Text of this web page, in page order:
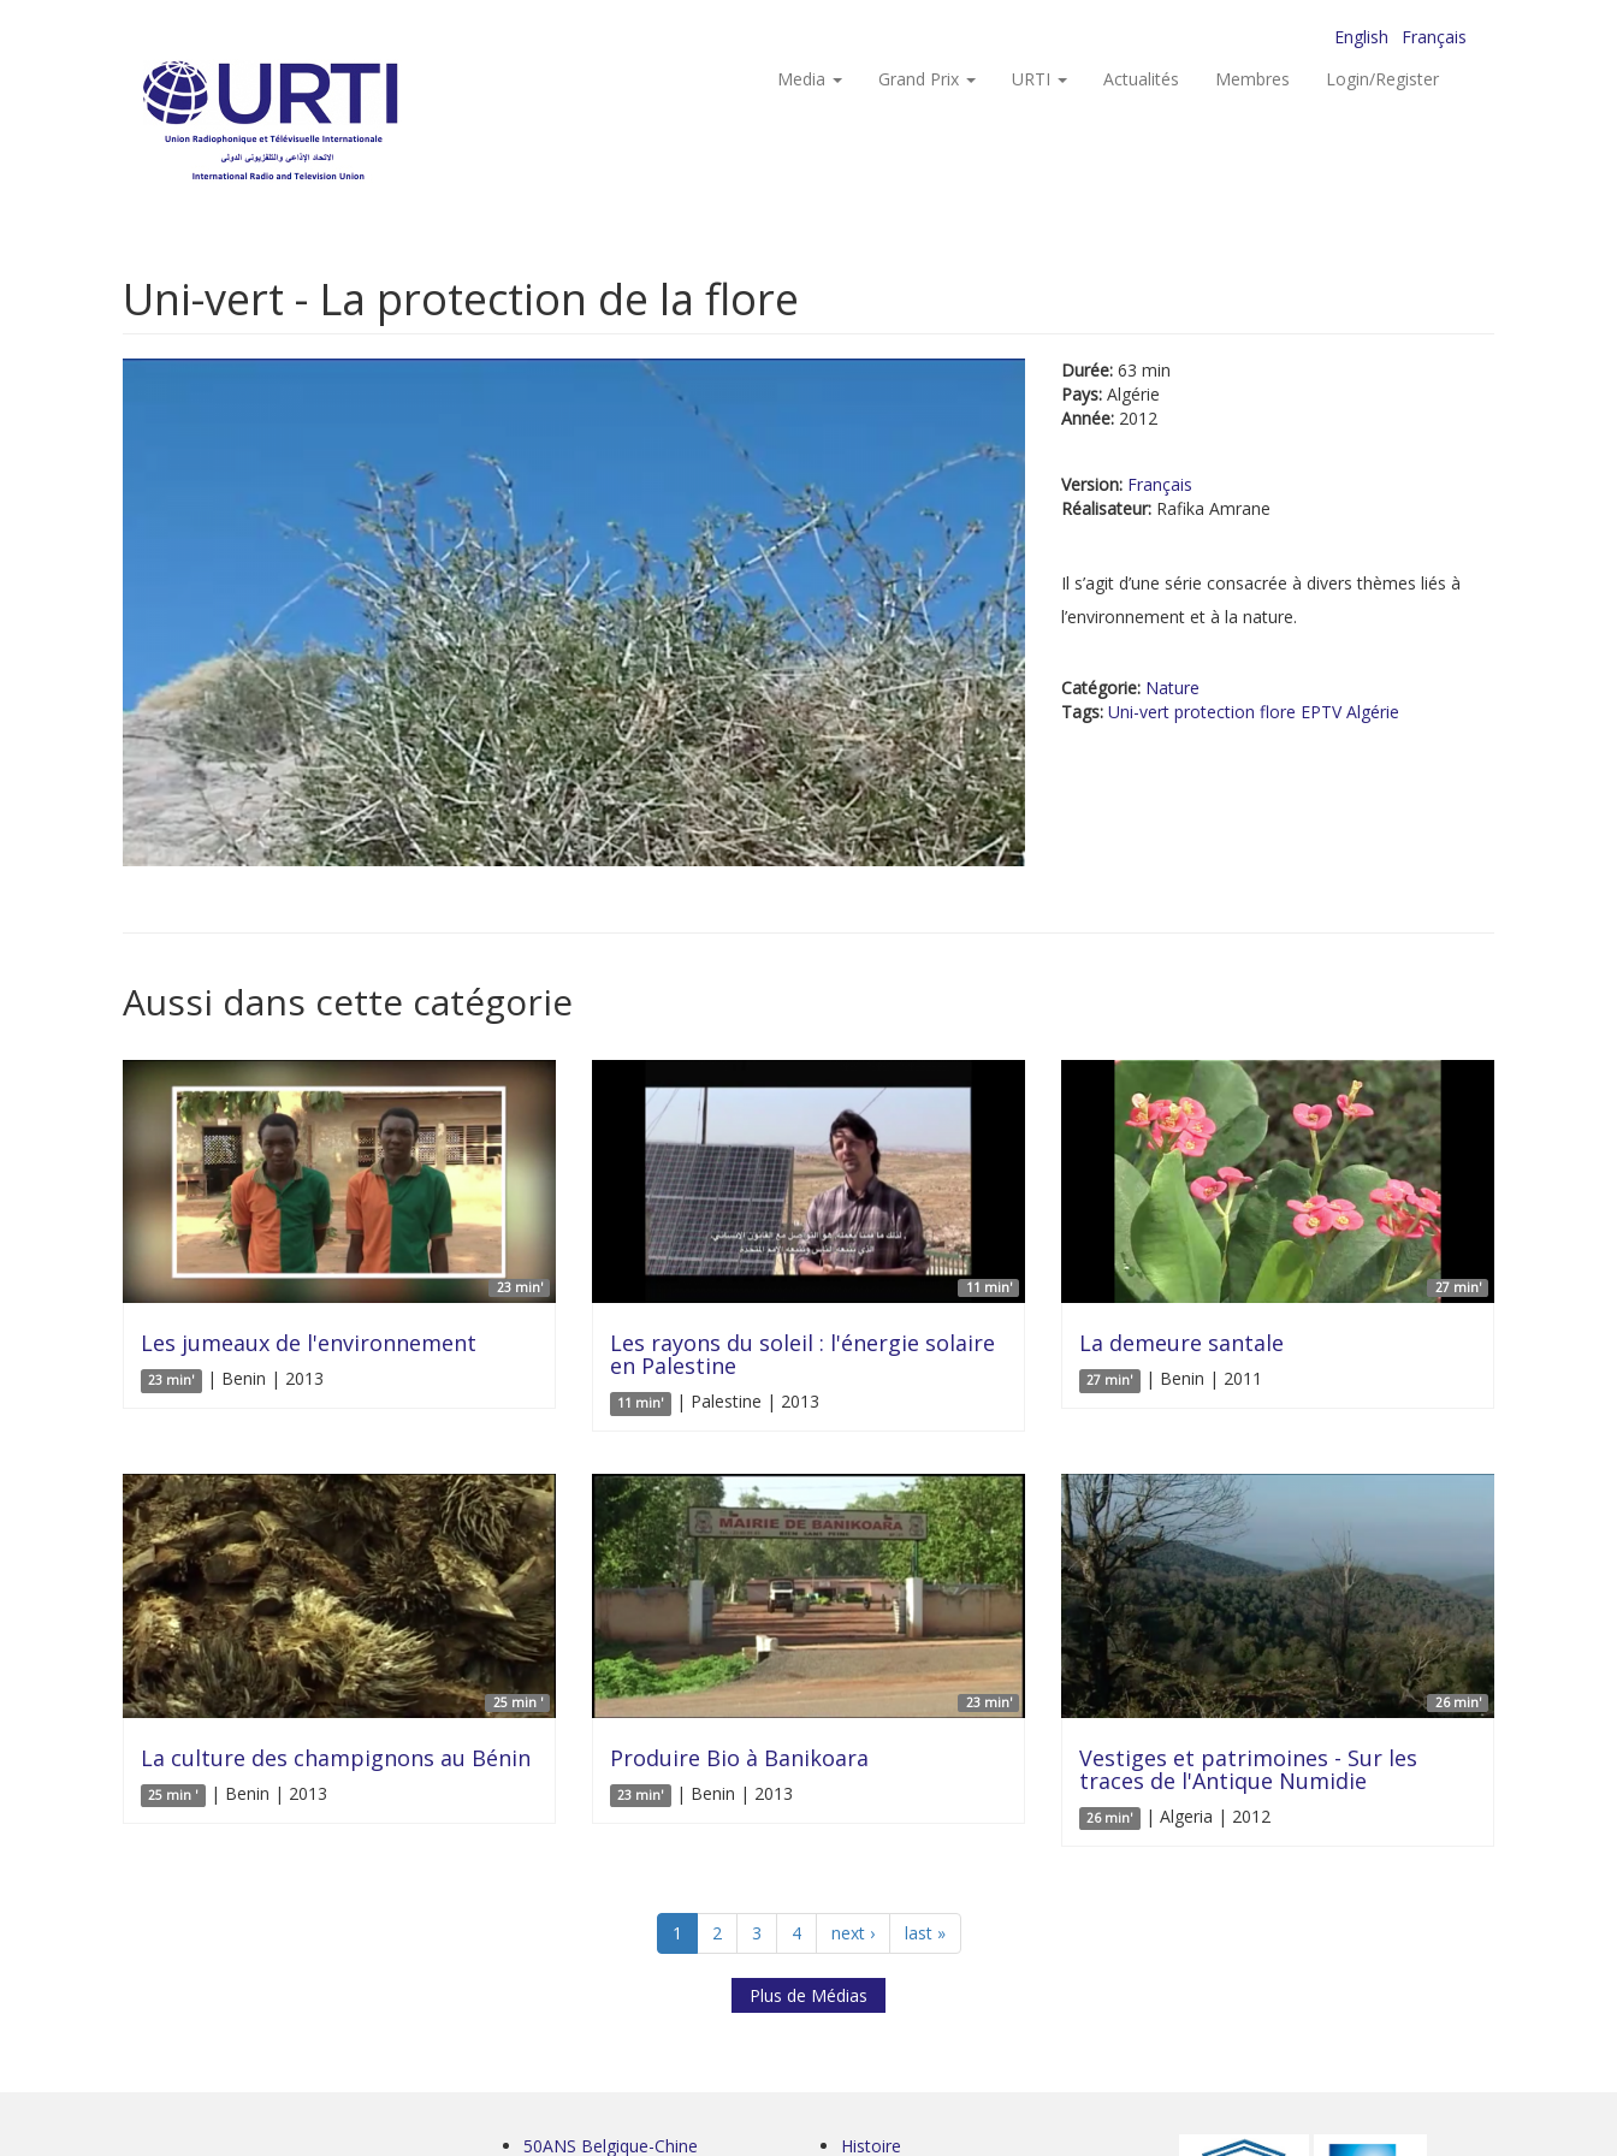
English
Français
Media
Grand Prix URTI Actualités Membres Login/Register
Uni-vert - La protection de la flore
Durée: 63 min
Pays: Algérie
Année: 2012
Version: Français
Réalisateur: Rafika Amrane
Il s’agit d’une série consacrée à divers thèmes liés à
l’environnement et à la nature.
Catégorie: Nature
Tags: Uni-vert protection flore EPTV Algérie
Aussi dans cette catégorie
23 min'
Les jumeaux de l'environnement
23 min' | Benin | 2013
11 min'
Les rayons du soleil : l'énergie solaire
en Palestine
11 min' | Palestine | 2013
27 min'
La demeure santale
27 min' | Benin | 2011
25 min '
La culture des champignons au Bénin
25 min ' | Benin | 2013
23 min'
Produire Bio à Banikoara
23 min' | Benin | 2013
26 min'
Vestiges et patrimoines - Sur les
traces de l'Antique Numidie
26 min' | Algeria | 2012
1 2 3 4 next › last »
Plus de Médias
50ANS Belgique-Chine Histoire